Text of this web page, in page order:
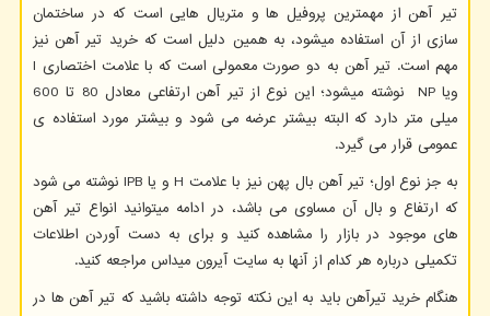
تیر آهن از مهمترین پروفیل ها و متریال هایی است که در ساختمان
سازی از آن استفاده میشود، به همین دلیل است که خرید تیر آهن نیز
مهم است. تیر آهن به دو صورت معمولی است که با علامت اختصاری I
ویاNP
نوشته میشود؛ این نوع از تیر آهن ارتفاعی معادل 80 تا 600
میلی متر دارد که البته بیشتر عرضه می شود و بیشتر مورد استفاده ی
عمومی قرار می گیرد.
به جز نوع اول؛ تیر آهن بال پهن نیز با علامت Hو یا IPBنوشته می شود
که ارتفاع و بال آن مساوی می باشد، در ادامه میتوانید انواع تیر آهن
های موجود در بازار را مشاهده کنید و برای به دست آوردن اطلاعات
تکمیلی درباره هر کدام از آنها به سایت آیرون میداس مراجعه کنید.
هنگام خرید تیرآهن باید به این نکته توجه داشته باشید که تیر آهن ها در